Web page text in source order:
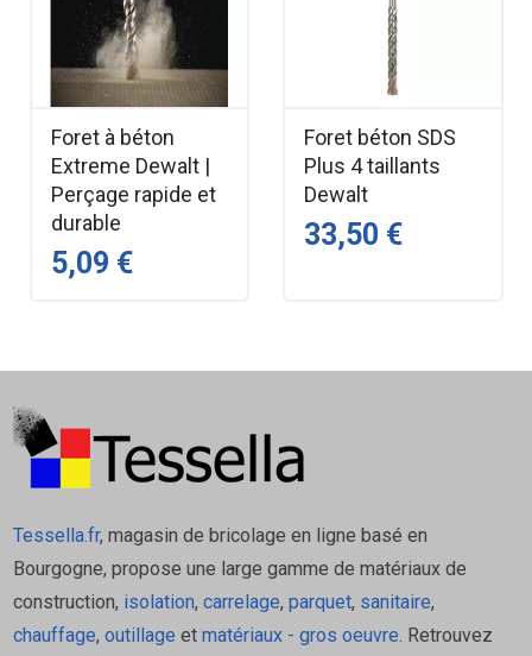
Foret à béton
Extreme Dewalt |
Perçage rapide et
durable
5,09 €
Foret béton SDS
Plus 4 taillants
Dewalt
33,50 €
Tessella.fr, magasin de bricolage en ligne basé en
Bourgogne, propose une large gamme de matériaux de
construction, isolation, carrelage, parquet, sanitaire,
chauffage, outillage et matériaux - gros oeuvre. Retrouvez